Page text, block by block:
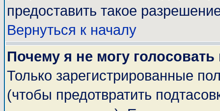
предоставить такое
Вернуться к началу
Почему я не могу
Только зарегистрированные
(чтобы предотвратить